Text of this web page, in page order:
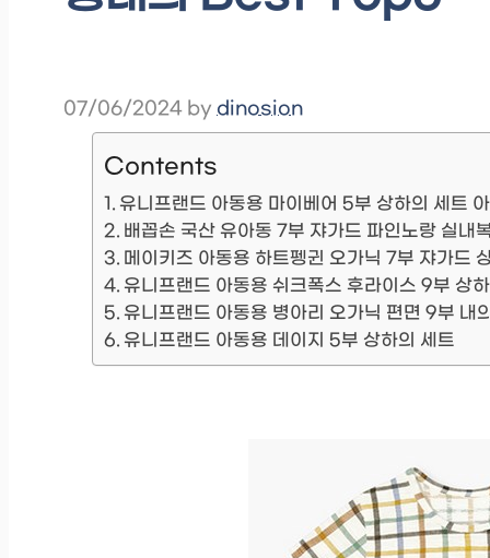
07/06/2024 by dinosion
Contents
유니프랜드 아동용 마이베어 5부 상하의 세트
배꼽손 국산 유아동 7부 쟈가드 파인노랑 실내
메이키즈 아동용 하트펭귄 오가닉 7부 쟈가드
유니프랜드 아동용 쉬크폭스 후라이스 9부 상
유니프랜드 아동용 병아리 오가닉 편면 9부 내
유니프랜드 아동용 데이지 5부 상하의 세트